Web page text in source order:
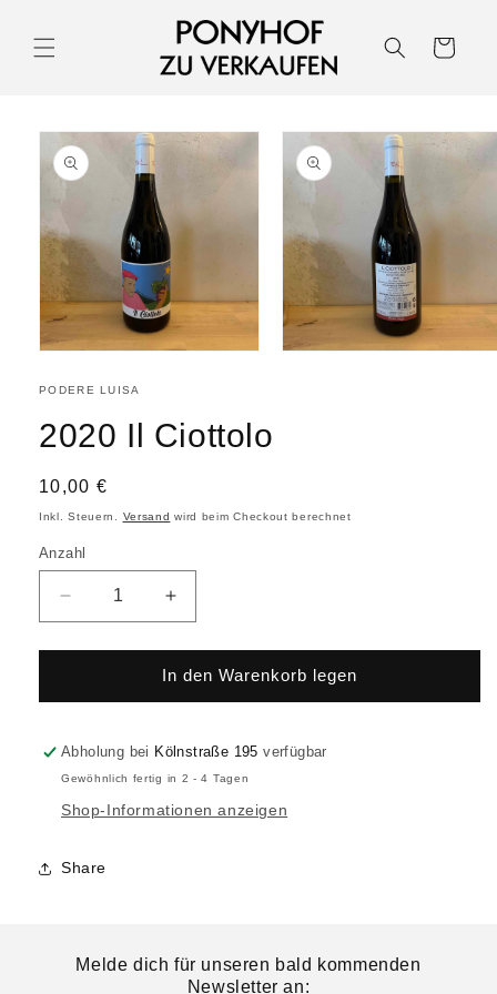
Warenkorb
PODERE LUISA
2020 Il Ciottolo
10,00 €
Inkl. Steuern. Versand wird beim Checkout berechnet
Anzahl
In den Warenkorb legen
Abholung bei Kölnstraße 195 verfügbar
Gewöhnlich fertig in 2 - 4 Tagen
Shop-Informationen anzeigen
Share
Melde dich für unseren bald kommenden
Newsletter an: